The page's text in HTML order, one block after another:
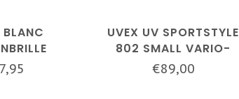
UVEX UV SPORTSTYLE
802 SMALL VARIO-
WHITE/SMOKE
€89,00